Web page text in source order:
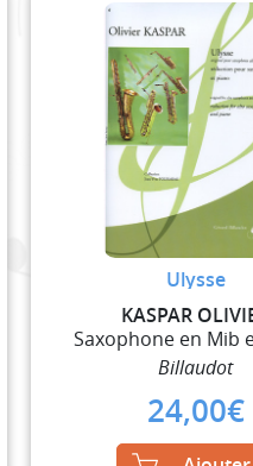
Ulysse
KASPAR
Saxophone en Mib
Billaudot
24,00€